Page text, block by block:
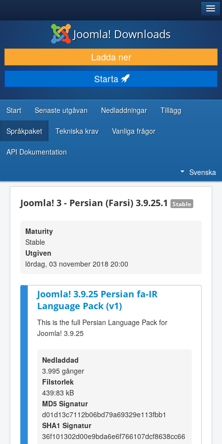
LADDA NER & UTÖKA
UPPTÄCK & LÄR
GEMENSKAP & SUPPORT
RESURSER FÖR UTVECKLARE
Joomla! Downloads
Ladda ner
Starta
Start Senaste utgåvan Nedladdningar Tillägg
Språkpaket Tekniska krav Vanliga frågor
API Dokumentation
Svenska
Joomla! 3 - Persian (Farsi) 3.9.25.1 Stable
Maturity
Stable
Utgiven
lördag, 03 november 2018 20:00
Joomla! 3.9.25 Persian fa-IR
Language Pack (v1)
This is the full Persian Language Pack for
Joomla! 3.9.25
Nedladdad
3.995 gånger
Filstorlek
439:83 kB
MD5 Signatur
d01d13c7112b06bd79a69329e113fbb1
SHA1 Signatur
36f101302d00e9bda6e6f766107dcf8638cc66